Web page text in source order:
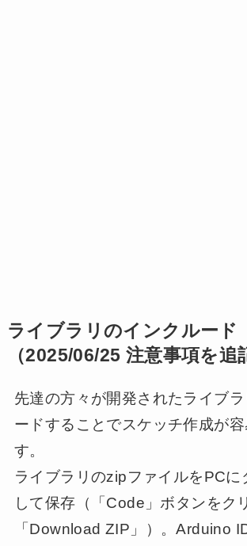
ライブラリのインクルード
（2025/06/25 注意事項を追
先達の方々が開発されたライブ
ードすることでスケッチ作成が容
す。
ライブラリのzipファイルをPCに
して保存（「Code」ボタンをク
「Download ZIP」）。Arduino